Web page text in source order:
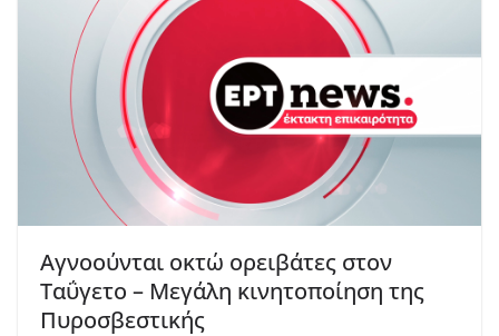
Αγνοούνται οκτώ ορειβάτες στον
Ταΰγετο – Μεγάλη κινητοποίηση της
Πυροσβεστικής